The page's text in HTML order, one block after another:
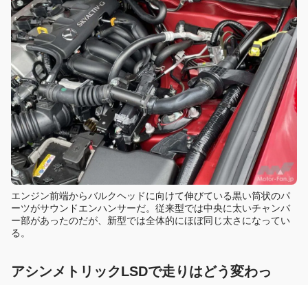
エンジン前端からバルクヘッドに向けて伸びている黒い筒状のパ
ーツがサウンドエンハンサーだ。従来型では中央に太いチャンバ
ー部があったのだが、新型では全体的にほぼ同じ太さになってい
る。
アシンメトリックLSDで走りはどう変わっ